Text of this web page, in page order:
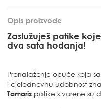
Opis proizvoda
Zaslužuješ patike
dva sata hodanja!
Pronalaženje obuće koja
i cjelodnevnu udobnost
Tamaris patike stvorene su